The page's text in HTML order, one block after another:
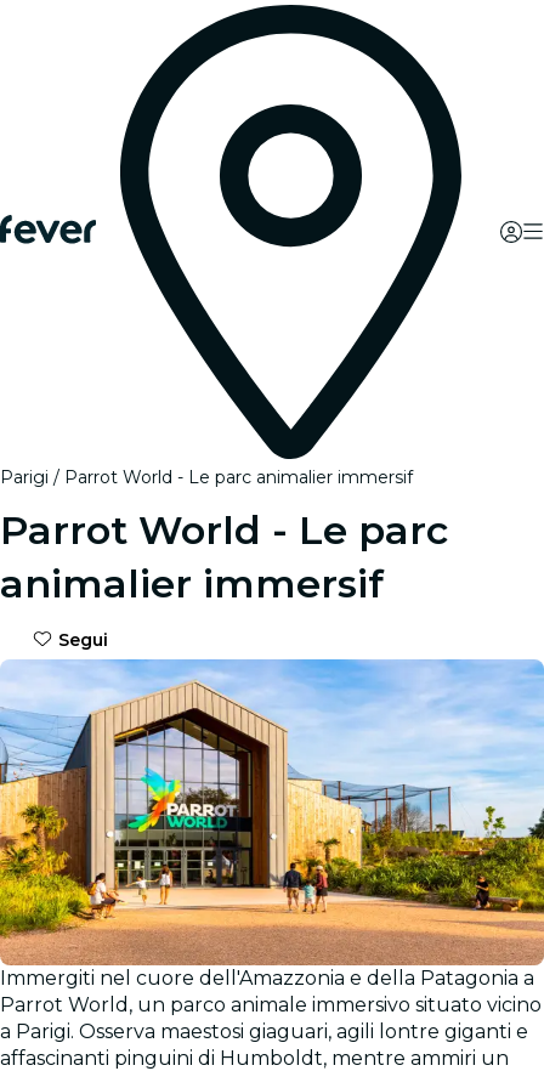
Parigi Parrot World - Le parc animalier immersif
Parrot World - Le parc
animalier immersif
Segui
Galleria
Immergiti nel cuore dell'Amazzonia e della Patagonia a
Parrot World, un parco animale immersivo situato vicino
a Parigi. Osserva maestosi giaguari, agili lontre giganti e
affascinanti pinguini di Humboldt, mentre ammiri un